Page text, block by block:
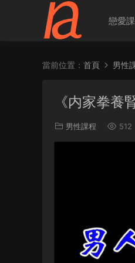
戀愛
當前位置： 首頁 男性
《内家拳
男性課程 512